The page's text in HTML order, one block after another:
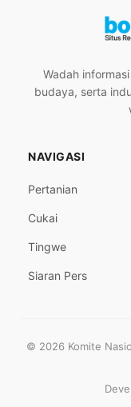
Wadah
budaya, serta
NAVIGASI
Pertanian
Cukai
Tingwe
Siaran Pers
© 2026 Komite